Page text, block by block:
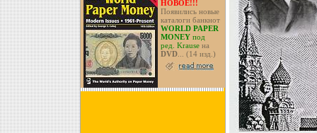
НОВОЕ!!!
Появились новые
каталоги банкнот
WORLD PAPER
MONEYпод
ред. Krauseна
DVD... (14 изд.)